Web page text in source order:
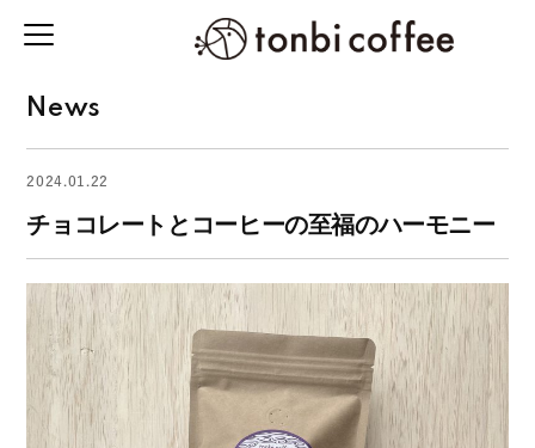
News
2024.01.22
チョコレートとコーヒーの至福のハーモニー